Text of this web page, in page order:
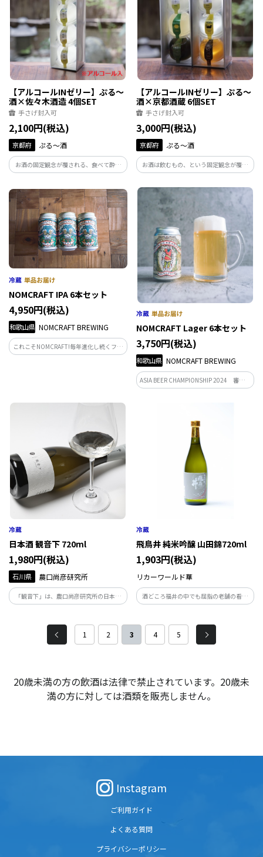
【アルコールINゼリー】ぷる～
酒×佐々木酒造 4個SET
手さげ封入可
2,100円(税込)
京都府 ぷる～酒
お酒の固定観念が覆される、食べて酔え
る新感覚ゼリーの登場です。お届けするの
した、古都のリキュール 柚子2個・檸檬2
個のパッケージ。ギフトにもおすすめで
す。
【アルコールINゼリー】ぷる～
酒×京都酒蔵 6個SET
手さげ封入可
3,000円(税込)
京都府 ぷる～酒
お酒は飲むもの、という固定観念が覆さ
れる、食べて酔えるゼリーが登場。お届
けするのは、京の酒蔵（玉乃光酒造・
佐々木酒造・城陽酒造）の味が楽しめる6
種類のパッケージ。お酒と京都を愛する
方におすすめです。
NOMCRAFT IPA 6本セット
4,950円(税込)
和歌山県 NOMCRAFT BREWING
これこそNOMCRAFT!毎年進化し続くフラ
ッグシップIPA
NOMCRAFT Lager 6本セット
3,750円(税込)
和歌山県 NOMCRAFT BREWING
ASIA BEER CHAMPIONSHIP 2024 審査員
長特別賞受賞の本場のドイツへレスラガ
日本酒 観音下 720ml
1,980円(税込)
石川県 農口尚彦研究所
「観音下」は、農口尚彦研究所の日本酒
が生まれる場所。 農口尚彦研究所をより
ら生まれたお酒です。 冷酒から熱燗まで
対応温度も幅広く、どんなお料理も引き
飛鳥井 純米吟醸 山田錦720ml
1,903円(税込)
リカーワールド華
酒どころ福井の中でも屈指の老舗の看板
商品
1 2 3 4 5
20歳未満の方の飲酒は法律で禁止されています。20歳未
満の方に対しては酒類を販売しません。
Instagram
ご利用ガイド
よくある質問
プライバシーポリシー